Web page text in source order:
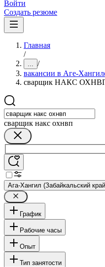
Войти
Создать резюме
Главная
/
... /
вакансии в Аге-
сварщик НАКС
сварщик накс охнвп
Ага-Хангил (Забайкальский
График
Рабочие часы
Опыт
Тип занятости